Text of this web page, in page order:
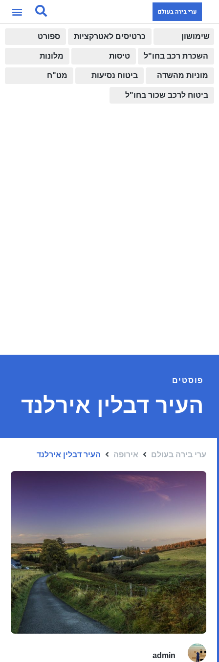
שימושון כרטיסים לאטרקציות ספורט
השכרת רכב בחו"ל טיסות מלונות
מוניות מהשדה ביטוח נסיעות מט"ח
ביטוח לרכב שכור בחו"ל
פוסטים
העיר דבלין אירלנד
ערי בירה בעולם אירופה העיר דבלין אירלנד
admin